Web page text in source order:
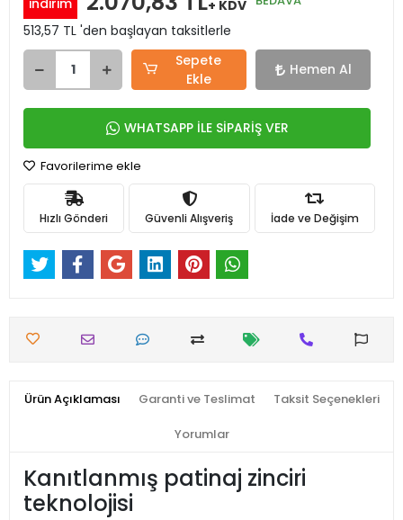
+ KDV
513,57 TL 'den başlayan taksitlerle
Sepete
Ekle
Hemen Al
WHATSAPP İLE SİPARİŞ VER
Favorilerime ekle
Hızlı Gönderi Güvenli Alışveriş İade ve Değişim
Ürün Açıklaması Garanti ve Teslimat Taksit Seçenekleri
Yorumlar
Kanıtlanmış patinaj zinciri
teknolojisi